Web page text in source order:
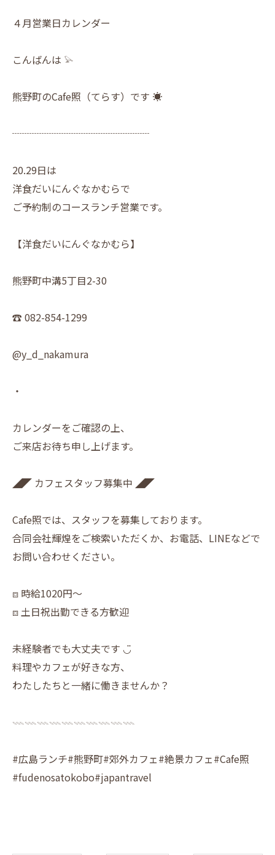
４月営業日カレンダー
こんばんは 𓅫
熊野町のCafe照（てらす）です ☀︎
┈┈┈┈┈┈┈┈┈┈┈┈┈┈
20.29日は
洋食だいにんぐなかむらで
ご予約制のコースランチ営業です。
【洋食だいにんぐなかむら】
熊野町中溝5丁目2-30
☎︎ 082-854-1299
@y_d_nakamura
・
カレンダーをご確認の上、
ご来店お待ち申し上げます。
◢◤ カフェスタッフ募集中 ◢◤
Cafe照では、スタッフを募集しております。
合同会社輝煌をご検索いただくか、お電話、LINEなどで
お問い合わせください。
⧈ 時給1020円〜
⧈ 土日祝出勤できる方歓迎
未経験者でも大丈夫です ◡̈
料理やカフェが好きな方、
わたしたちと一緒に働きませんか？
𓇠𓇠𓇠𓇠𓇠𓇠𓇠𓇠𓇠𓇠
#広島ランチ#熊野町#郊外カフェ#絶景カフェ#Cafe照
#fudenosatokobo#japantravel